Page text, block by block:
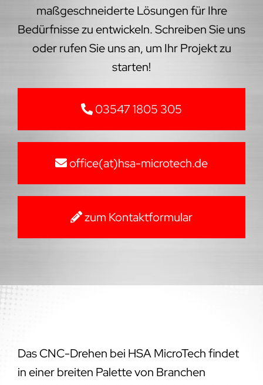
maßgeschneiderte Lösungen für Ihre
Bedürfnisse zu entwickeln. Schreiben Sie uns
oder rufen Sie uns an, um Ihr Projekt zu
starten!
03547 1805 305
office(at)hsa-microtech.de
zum Kontaktformular
Das CNC-Drehen bei HSA MicroTech findet
in einer breiten Palette von Branchen